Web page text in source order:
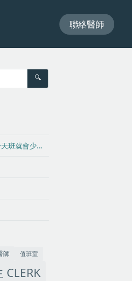
聯絡醫師
🔍
班就會少…
師 值班室
CLERK